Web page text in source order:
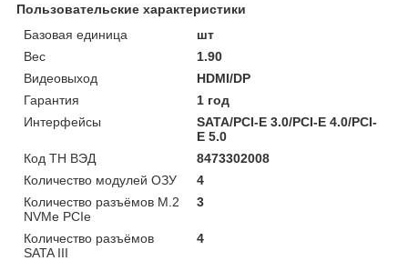
Пользовательские характеристики
Базовая единица
шт
Вес
1.90
Видеовыход
HDMI/DP
Гарантия
1 год
Интерфейсы
SATA/PCI-E 3.0/PCI-E 4.0/PCI-
E 5.0
Код ТН ВЭД
8473302008
Количество модулей ОЗУ
4
Количество разъёмов M.2
NVMe PCIe
3
Количество разъёмов
SATA III
4